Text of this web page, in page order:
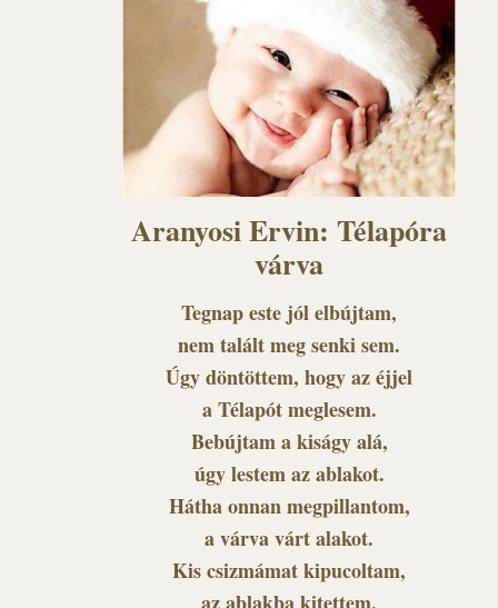
Aranyosi Ervin: Télapóra
várva
Tegnap este jól elbújtam,
nem talált meg senki sem.
Úgy döntöttem, hogy az éjjel
a Télapót meglesem.
Bebújtam a kiságy alá,
úgy lestem az ablakot.
Hátha onnan megpillantom,
a várva várt alakot.
Kis csizmámat kipucoltam,
az ablakba kitettem.